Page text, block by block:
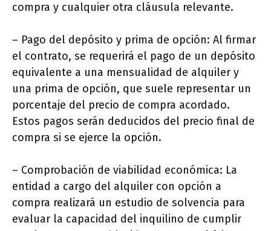
compra y cualquier otra cláusula relevante.
– Pago del depósito y prima de opción: Al firmar
el contrato, se requerirá el pago de un depósito
equivalente a una mensualidad de alquiler y
una prima de opción, que suele representar un
porcentaje del precio de compra acordado.
Estos pagos serán deducidos del precio final de
compra si se ejerce la opción.
– Comprobación de viabilidad económica: La
entidad a cargo del alquiler con opción a
compra realizará un estudio de solvencia para
evaluar la capacidad del inquilino de cumplir